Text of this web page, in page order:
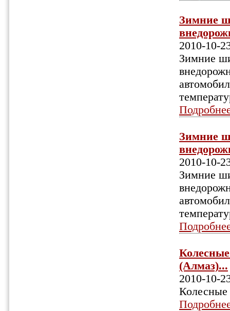
Зимние
2010-10-
Зимние
Зимние
2010-10-
Зимние
(Алмаз)...
2010-10-
Колесные